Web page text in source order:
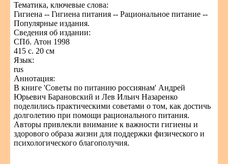
Тематика, ключевые слова:
Гигиена -- Гигиена питания -- Рациональное питание --
Популярные издания.
Сведения об издании:
СПб. Атон 1998
415 с. 20 см
Язык:
rus
Аннотация:
В книге 'Советы по питанию россиянам' Андрей
Юрьевич Барановский и Лев Ильич Назаренко
поделились практическими советами о том, как достичь
долголетию при помощи рационального питания.
Авторы привлекли внимание к важности гигиены и
здорового образа жизни для поддержки физического и
психологического благополучия.